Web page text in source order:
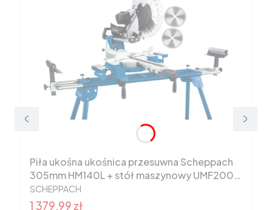
Piła ukośna ukośnica przesuwna Scheppach
305mm HM140L + stół maszynowy UMF2000
5901218901
PRODUCENT
SCHEPPACH
Cena promocyjna
1 379,99 zł